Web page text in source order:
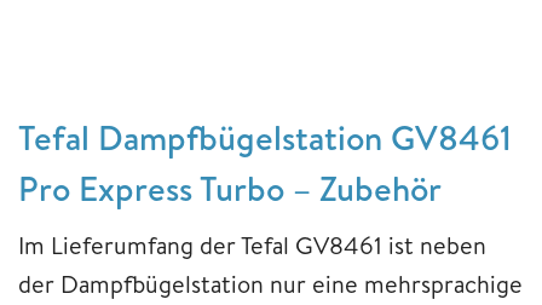
Tefal Dampfbügelstation GV8461
Pro Express Turbo – Zubehör
Im Lieferumfang der Tefal GV8461 ist neben
der Dampfbügelstation nur eine mehrsprachige